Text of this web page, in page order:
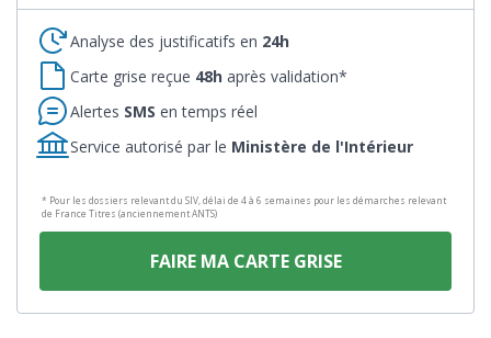
Analyse des justificatifs en 24h
Carte grise reçue 48h après validation*
Alertes SMS en temps réel
Service autorisé par le Ministère de l'Intérieur
* Pour les dossiers relevant du SIV, délai de 4 à 6 semaines pour les démarches relevant
de France Titres (anciennement ANTS)
FAIRE MA CARTE GRISE